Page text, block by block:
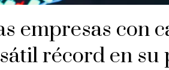
empresas con
récord en su